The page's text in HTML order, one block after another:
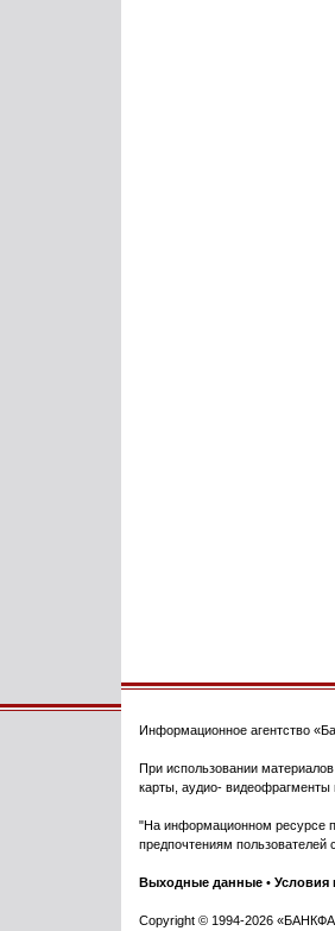
Информационное агентство
При использовании
карты, аудио- видеофрагменты
"На информационном ресурсе
предпочтениям пользователей
Выходные данные • Условия
Copyright © 1994-2026